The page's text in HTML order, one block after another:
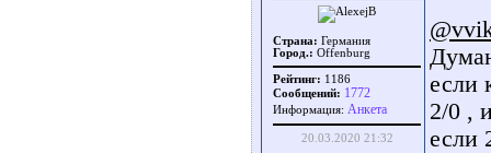
Страна: Германия
Город.: Offenburg
Рейтинг: 1186
Сообщений: 1772
Информация: Aнкета
20.03.2020 21:32
если
2/0 ,
если